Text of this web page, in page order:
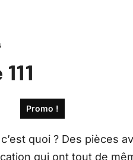
Promo !
quoi ? Des pièces
qui ont tout de